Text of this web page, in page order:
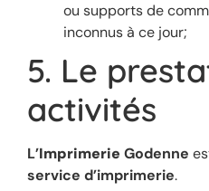
ou supports de
inconnus à ce jour;
5. Le
activités
L’Imprimerie Godenne
service d’imprimerie.